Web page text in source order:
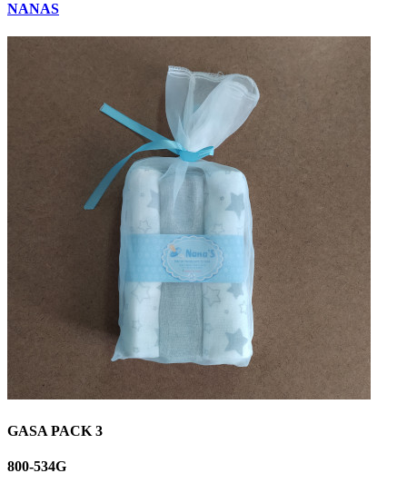
NANAS
GASA PACK 3
800-534G